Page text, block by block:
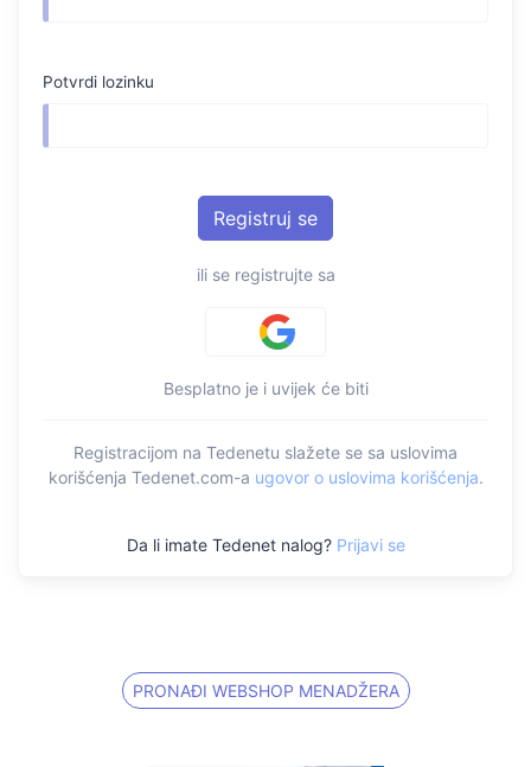
Potvrdi lozinku
ili se registrujte sa
Besplatno je i uvijek će biti
Registracijom na Tedenetu slažete se sa uslovima
korišćenja Tedenet.com-a ugovor o uslovima korišćenja.
Da li imate Tedenet nalog? Prijavi se
PRONAĐI WEBSHOP MENADŽERA